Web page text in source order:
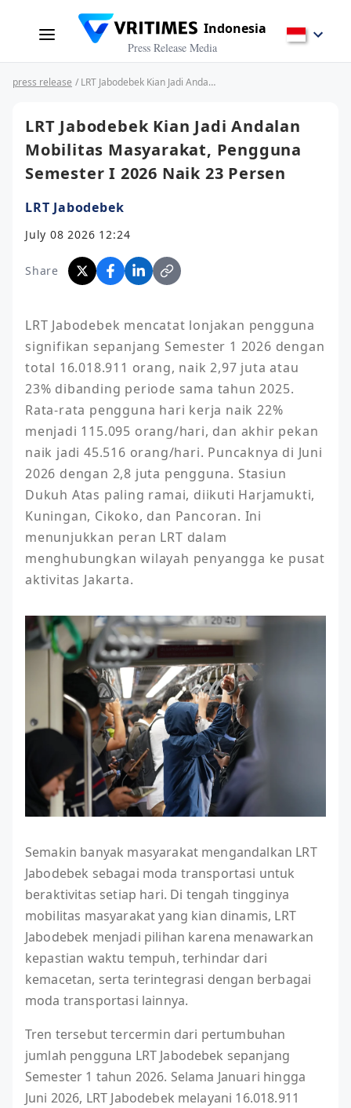
Indonesia
Press Release Media
press release / LRT Jabodebek Kian Jadi Andalan Mobilitas Masyarakat, Pengguna Semester I 2026 Naik 23 Persen
LRT Jabodebek Kian Jadi Andalan
Mobilitas Masyarakat, Pengguna
Semester I 2026 Naik 23 Persen
LRT Jabodebek
July 08 2026 12:24
Share
LRT Jabodebek mencatat lonjakan pengguna
signifikan sepanjang Semester 1 2026 dengan
total 16.018.911 orang, naik 2,97 juta atau
23% dibanding periode sama tahun 2025.
Rata-rata pengguna hari kerja naik 22%
menjadi 115.095 orang/hari, dan akhir pekan
naik jadi 45.516 orang/hari. Puncaknya di Juni
2026 dengan 2,8 juta pengguna. Stasiun
Dukuh Atas paling ramai, diikuti Harjamukti,
Kuningan, Cikoko, dan Pancoran. Ini
menunjukkan peran LRT dalam
menghubungkan wilayah penyangga ke pusat
aktivitas Jakarta.
Semakin banyak masyarakat mengandalkan LRT
Jabodebek sebagai moda transportasi untuk
beraktivitas setiap hari. Di tengah tingginya
mobilitas masyarakat yang kian dinamis, LRT
Jabodebek menjadi pilihan karena menawarkan
kepastian waktu tempuh, terhindar dari
kemacetan, serta terintegrasi dengan berbagai
moda transportasi lainnya.
Tren tersebut tercermin dari pertumbuhan
jumlah pengguna LRT Jabodebek sepanjang
Semester 1 tahun 2026. Selama Januari hingga
Juni 2026, LRT Jabodebek melayani 16.018.911